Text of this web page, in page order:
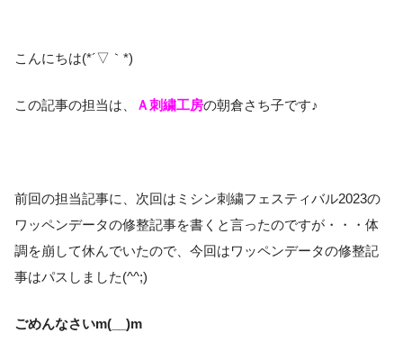
こんにちは(*´▽｀*)
この記事の担当は、 Ａ刺繍工房の朝倉さち子です♪
前回の担当記事に、次回はミシン刺繍フェスティバル2023の
ワッペンデータの修整記事を書くと言ったのですが・・・体
調を崩して休んでいたので、今回はワッペンデータの修整記
事はパスしました(^^;)
ごめんなさいm(__)m